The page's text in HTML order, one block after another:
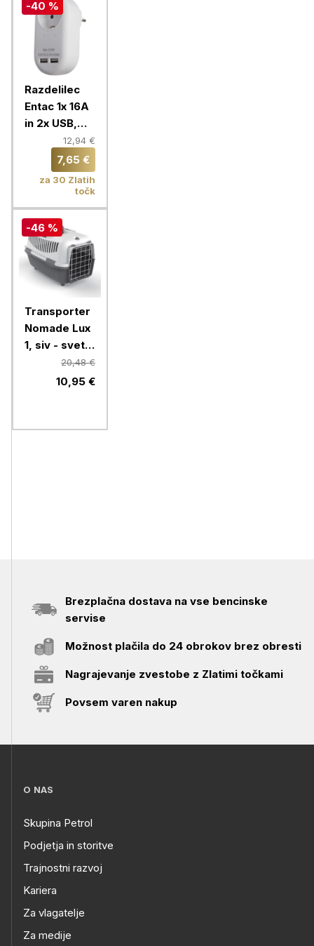
-40 %
Razdelilec
Entac 1x 16A
in 2x USB,
12,94 €
7,65 €
za 30 Zlatih
točk
-46 %
Transporter
Nomade Lux
1, siv - svetlo
20,48 €
10,95 €
Brezplačna dostava na vse bencinske
servise
Možnost plačila do 24 obrokov brez obresti
Nagrajevanje zvestobe z Zlatimi točkami
Povsem varen nakup
O NAS
Skupina Petrol
Podjetja in storitve
Trajnostni razvoj
Kariera
Za vlagatelje
Za medije